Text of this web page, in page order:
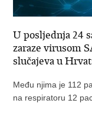
U posljednja 24
zaraze virusom
slučajeva u
Među njima je 112
na respiratoru 12